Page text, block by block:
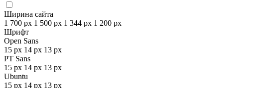
Ширина сайта
1 700 px 1 500 px 1 344 px 1 200 px
Шрифт
Open Sans
15 px 14 px 13 px
PT Sans
15 px 14 px 13 px
Ubuntu
15 px 14 px 13 px